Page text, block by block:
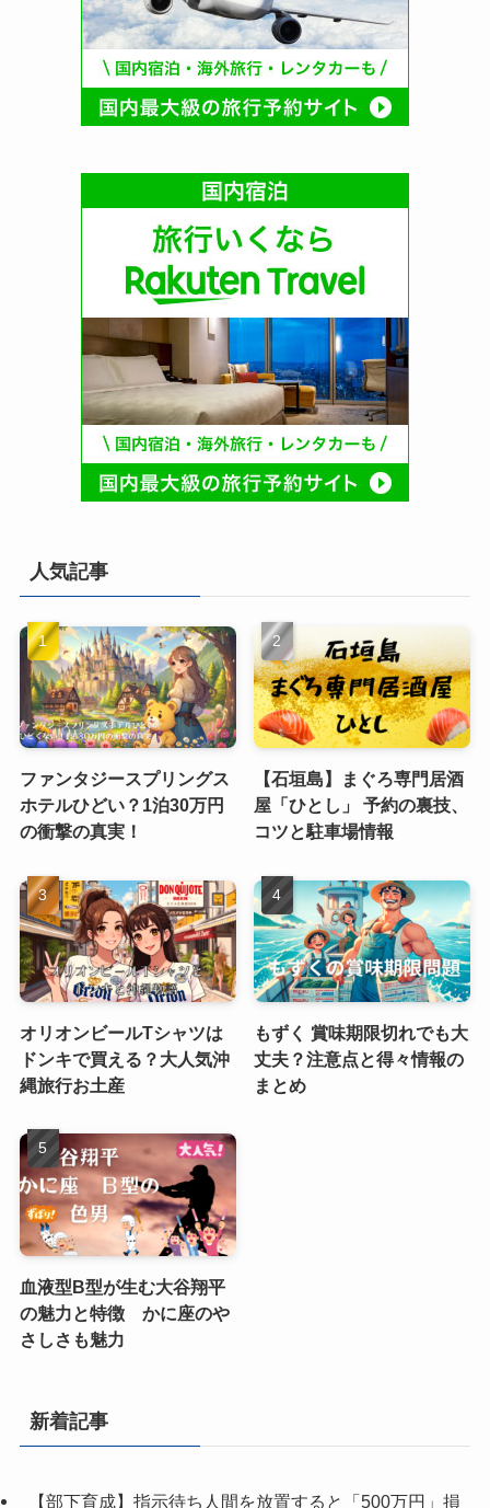
人気記事
ファンタジースプリングス
ホテルひどい？1泊30万円
の衝撃の真実！
【石垣島】まぐろ専門居酒
屋「ひとし」 予約の裏技、
コツと駐車場情報
オリオンビールTシャツは
ドンキで買える？大人気沖
縄旅行お土産
もずく 賞味期限切れでも大
丈夫？注意点と得々情報の
まとめ
血液型B型が生む大谷翔平
の魅力と特徴 かに座のや
さしさも魅力
新着記事
【部下育成】指示待ち人間を放置すると「500万円」損